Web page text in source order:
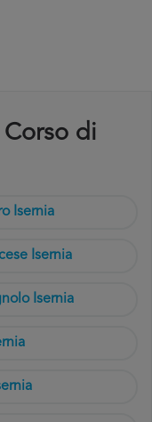
Corso di
Isernia
Isernia
Isernia